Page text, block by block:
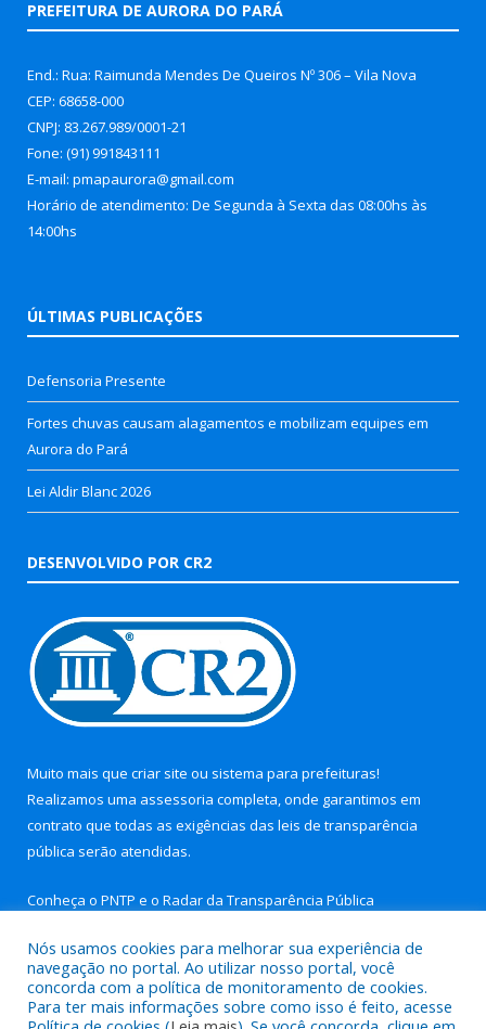
PREFEITURA DE AURORA DO PARÁ
End.: Rua: Raimunda Mendes De Queiros Nº 306 – Vila Nova
CEP: 68658-000
CNPJ: 83.267.989/0001-21
Fone: (91) 991843111
E-mail: pmapaurora@gmail.com
Horário de atendimento: De Segunda à Sexta das 08:00hs às
14:00hs
ÚLTIMAS PUBLICAÇÕES
Defensoria Presente
Fortes chuvas causam alagamentos e mobilizam equipes em
Aurora do Pará
Lei Aldir Blanc 2026
DESENVOLVIDO POR CR2
Muito mais que criar site ou sistema para prefeituras!
Realizamos uma assessoria completa, onde garantimos em
contrato que todas as exigências das leis de transparência
pública serão atendidas.
Conheça o PNTP e o Radar da Transparência Pública
Todos os direitos reservados a Prefeitura Municipal de Aurora
Nós usamos cookies para melhorar sua experiência de
navegação no portal. Ao utilizar nosso portal, você
concorda com a política de monitoramento de cookies.
Para ter mais informações sobre como isso é feito, acesse